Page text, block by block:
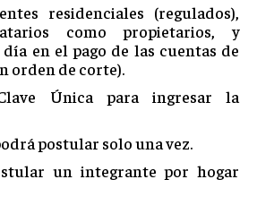
residenciales (regulados),
como propietarios, y
en el pago de las cuentas de
orden de corte).
Única para ingresar la
postular solo una vez.
un integrante por hogar